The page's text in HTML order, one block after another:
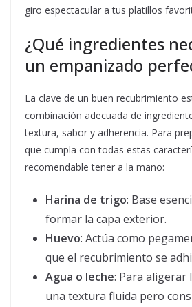
giro espectacular a tus platillos
¿Qué ingredientes
un empanizado
La clave de un buen recubrimiento
combinación adecuada de
textura, sabor y adherencia. Para
que cumpla con todas estas
recomendable tener a la mano:
Harina de trigo: Base
formar la capa exterior.
Huevo: Actúa como
que el recubrimiento se
Agua o leche: Para aligerar
una textura fluida pero